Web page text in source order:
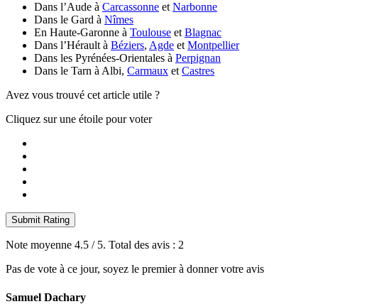
Dans l’Aude à Carcassonne et Narbonne
Dans le Gard à Nîmes
En Haute-Garonne à Toulouse et Blagnac
Dans l’Hérault à Béziers, Agde et Montpellier
Dans les Pyrénées-Orientales à Perpignan
Dans le Tarn à Albi, Carmaux et Castres
Avez vous trouvé cet article utile ?
Cliquez sur une étoile pour voter
Submit Rating
Note moyenne 4.5 / 5. Total des avis : 2
Pas de vote à ce jour, soyez le premier à donner votre avis
Samuel Dachary